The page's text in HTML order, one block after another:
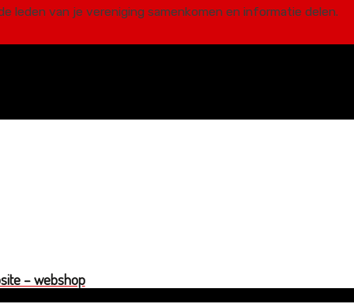
leden van je vereniging samenkomen en informatie delen.
– webshop